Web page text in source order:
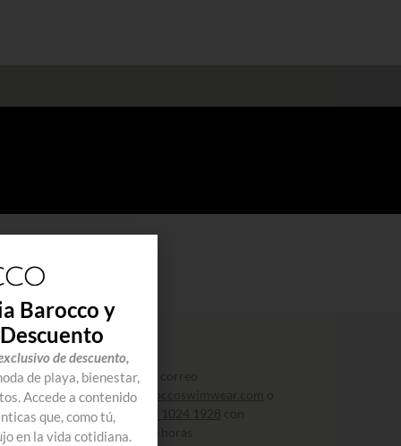
CONTÁCTANOS
Puedes contactarnos al correo
atencionalcliente@baroccoswimwear.com
por whatsapp al
horario de 9:00 a 18:00 horas
Barocco y
de descuento,
de playa, bienestar,
Accede a contenido
que, como tú,
en la vida cotidiana.